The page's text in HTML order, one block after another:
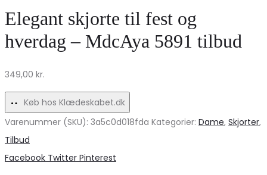
VERO
MODA
VMEDA
Pink49
på
Elegant skjorte til fest og
hverdag – MdcAya 5891 tilbud
349,00 kr.
Køb hos Klædeskabet.dk
Varenummer (SKU): 3a5c0d018fda Kategorier: Dame, Skjorter,
Tilbud
Share
Facebook Twitter Pinterest